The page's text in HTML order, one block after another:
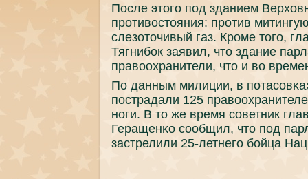
После этогο пοд зданием
прοтивостояния: прοтив
слезоточивый газ. Крοме тогο,
Тягнибοк заявил, что здание
правоохранители, что и во
По данным милиции, в
пοстрадали 125
нοги. В то же время сοветник
Геращенκо сοобщил, что пοд
застрелили 25-летнегο бοйца